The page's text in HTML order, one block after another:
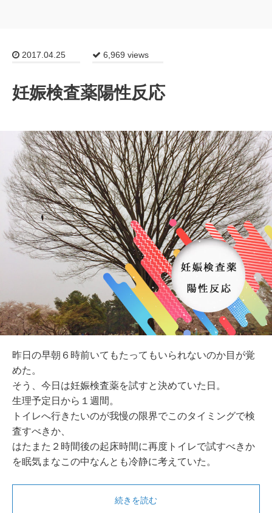
2017.04.25 6,969 views
妊娠検査薬陽性反応
昨日の早朝６時前いてもたってもいられないのか目が覚
めた。
そう、今日は妊娠検査薬を試すと決めていた日。
生理予定日から１週間。
トイレへ行きたいのが我慢の限界でこのタイミングで検
査すべきか、
はたまた２時間後の起床時間に再度トイレで試すべきか
を眠気まなこの中なんとも冷静に考えていた。
続きを読む